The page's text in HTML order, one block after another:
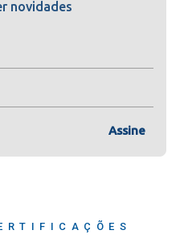
novidades
Assine